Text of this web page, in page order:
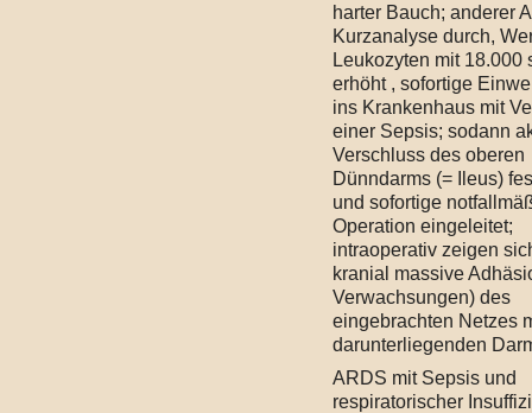
harter Bauch; anderer
Kurzanalyse durch,
Leukozyten mit 18.000
erhöht , sofortige
ins Krankenhaus mit
einer Sepsis; sodann
Verschluss des oberen
Dünndarms (= Ileus)
und sofortige
Operation eingeleitet;
intraoperativ zeigen
kranial massive
Verwachsungen) des
eingebrachten Netzes
darunterliegenden
ARDS mit Sepsis und
respiratorischer